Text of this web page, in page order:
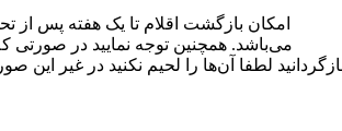
امکان بازگشت اقلام تا یک هفته پس از
می‌باشد. همچنین توجه نمایید در صورتی